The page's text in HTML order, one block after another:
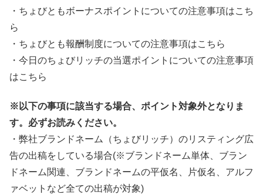
・ちょびともボーナスポイントについての注意事項はこち
ら
・ちょびとも報酬制度についての注意事項はこちら
・今日のちょびリッチの当選ポイントについての注意事項
はこちら
※以下の事項に該当する場合、ポイント対象外となりま
す。必ずお読みください。
・弊社ブランドネーム（ちょびリッチ）のリスティング広
告の出稿をしている場合(※ブランドネーム単体、ブラン
ドネーム関連、ブランドネームの平仮名、片仮名、アルフ
ァベットなど全ての出稿が対象)